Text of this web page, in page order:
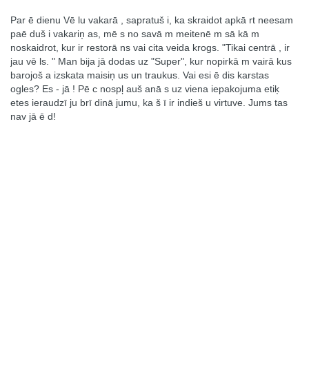
Par ē dienu Vē lu vakarā , sapratuš i, ka skraidot apkā rt neesam
paē duš i vakariņ as, mē s no savā m meitenē m sā kā m
noskaidrot, kur ir restorā ns vai cita veida krogs. "Tikai centrā , ir
jau vē ls. " Man bija jā dodas uz "Super", kur nopirkā m vairā kus
barojoš a izskata maisiņ us un traukus. Vai esi ē dis karstas
ogles? Es - jā ! Pē c nospļ auš anā s uz viena iepakojuma etiķ
etes ieraudzī ju brī dinā jumu, ka š ī ir indieš u virtuve. Jums tas
nav jā ē d!